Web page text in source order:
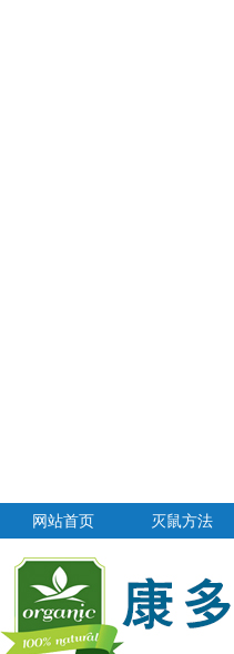
网站首页 灭鼠方法